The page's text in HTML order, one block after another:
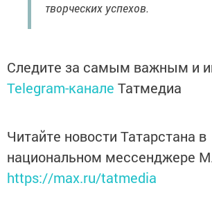
творческих успехов.
Следите за самым важным и
Telegram-канале Татмедиа
Читайте новости Татарстана в
национальном мессенджере
https://max.ru/tatmedia